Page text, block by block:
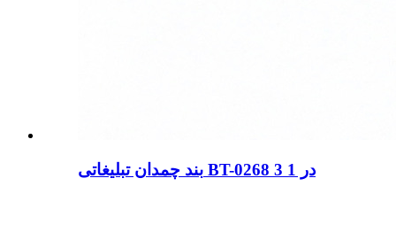
بند چمدان تبلیغاتی BT-0268 3 در 1